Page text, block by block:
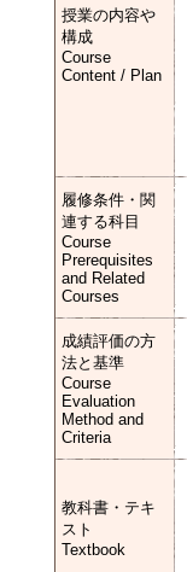
授業の内容や
構成
Course
Content / Plan
履修条件・関
連する科目
Course
Prerequisites
and Related
Courses
成績評価の方
法と基準
Course
Evaluation
Method and
Criteria
教科書・テキ
スト
Textbook